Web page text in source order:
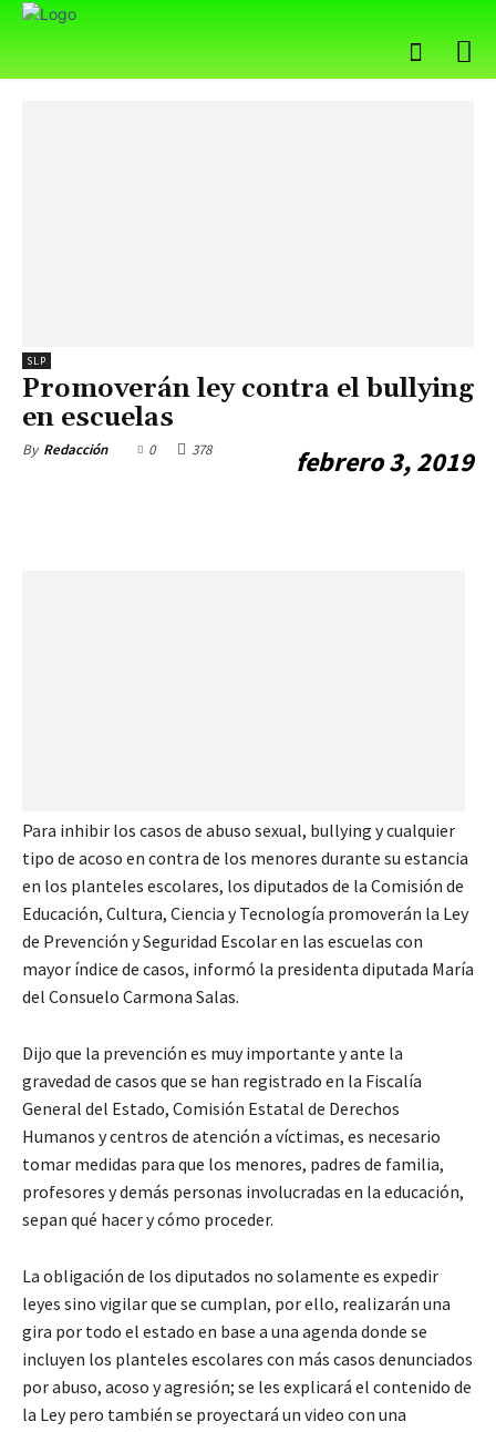
SLP
Promoverán ley contra el bullying
en escuelas
By Redacción febrero 3, 2019
0 378
Para inhibir los casos de abuso sexual, bullying y cualquier
tipo de acoso en contra de los menores durante su estancia
en los planteles escolares, los diputados de la Comisión de
Educación, Cultura, Ciencia y Tecnología promoverán la Ley
de Prevención y Seguridad Escolar en las escuelas con
mayor índice de casos, informó la presidenta diputada María
del Consuelo Carmona Salas.
Dijo que la prevención es muy importante y ante la
gravedad de casos que se han registrado en la Fiscalía
General del Estado, Comisión Estatal de Derechos
Humanos y centros de atención a víctimas, es necesario
tomar medidas para que los menores, padres de familia,
profesores y demás personas involucradas en la educación,
sepan qué hacer y cómo proceder.
La obligación de los diputados no solamente es expedir
leyes sino vigilar que se cumplan, por ello, realizarán una
gira por todo el estado en base a una agenda donde se
incluyen los planteles escolares con más casos denunciados
por abuso, acoso y agresión; se les explicará el contenido de
la Ley pero también se proyectará un video con una